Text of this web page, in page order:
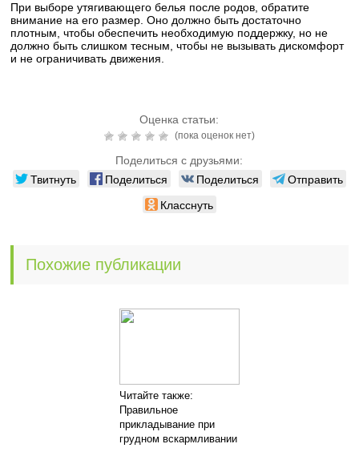
При выборе утягивающего белья после родов, обратите
внимание на его размер. Оно должно быть достаточно
плотным, чтобы обеспечить необходимую поддержку, но не
должно быть слишком тесным, чтобы не вызывать дискомфорт
и не ограничивать движения.
Оценка статьи:
(пока оценок нет)
Поделиться с друзьями:
Твитнуть Поделиться Поделиться
Отправить
Класснуть
Похожие публикации
Читайте также:
Правильное
прикладывание при
грудном вскармливании